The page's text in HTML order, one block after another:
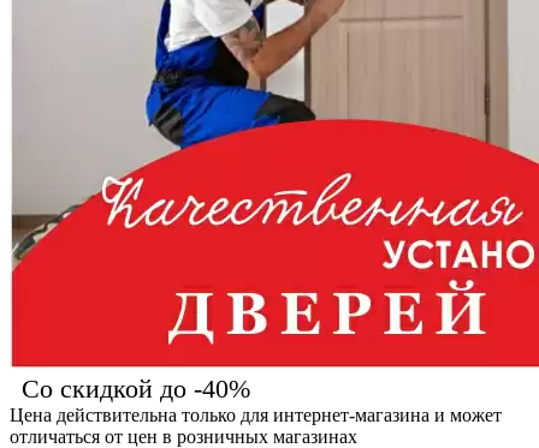
Со скидкой до -40%
Цена действительна только для интернет-магазина и может
отличаться от цен в розничных магазинах